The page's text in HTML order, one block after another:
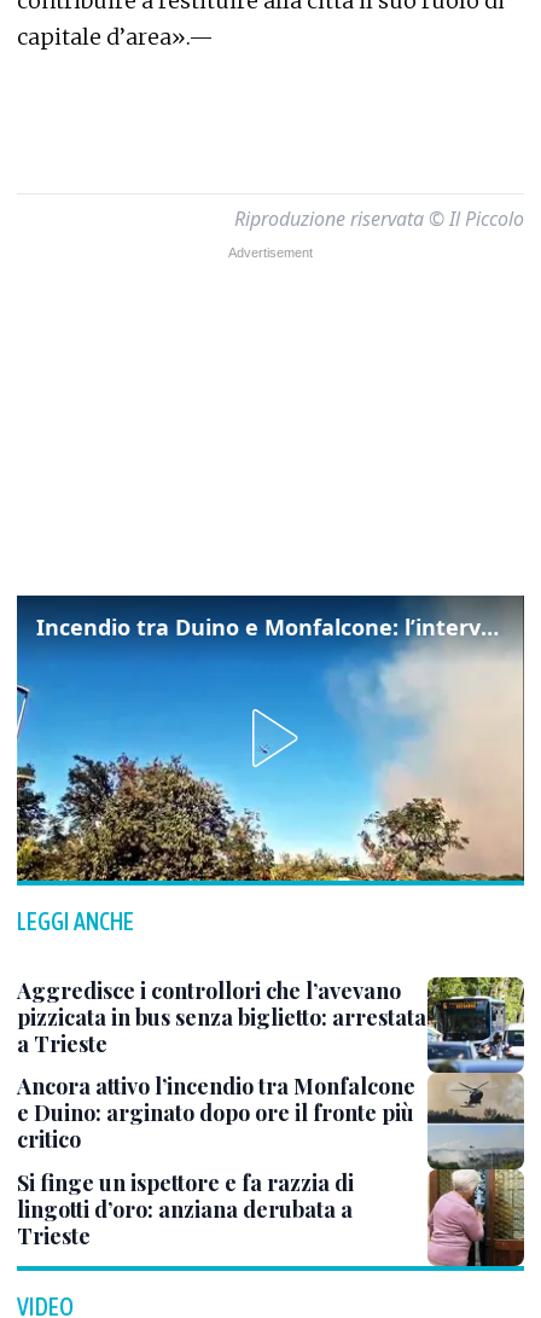
capitale d’area».—
Riproduzione riservata © Il Piccolo
Incendio tra Duino e Monfalcone: l’intervento dei vigili del fuoco
LEGGI ANCHE
Aggredisce i controllori che l’avevano
pizzicata in bus senza biglietto: arrestata
a Trieste
Ancora attivo l’incendio tra Monfalcone
e Duino: arginato dopo ore il fronte più
critico
Si finge un ispettore e fa razzia di
lingotti d’oro: anziana derubata a
Trieste
VIDEO